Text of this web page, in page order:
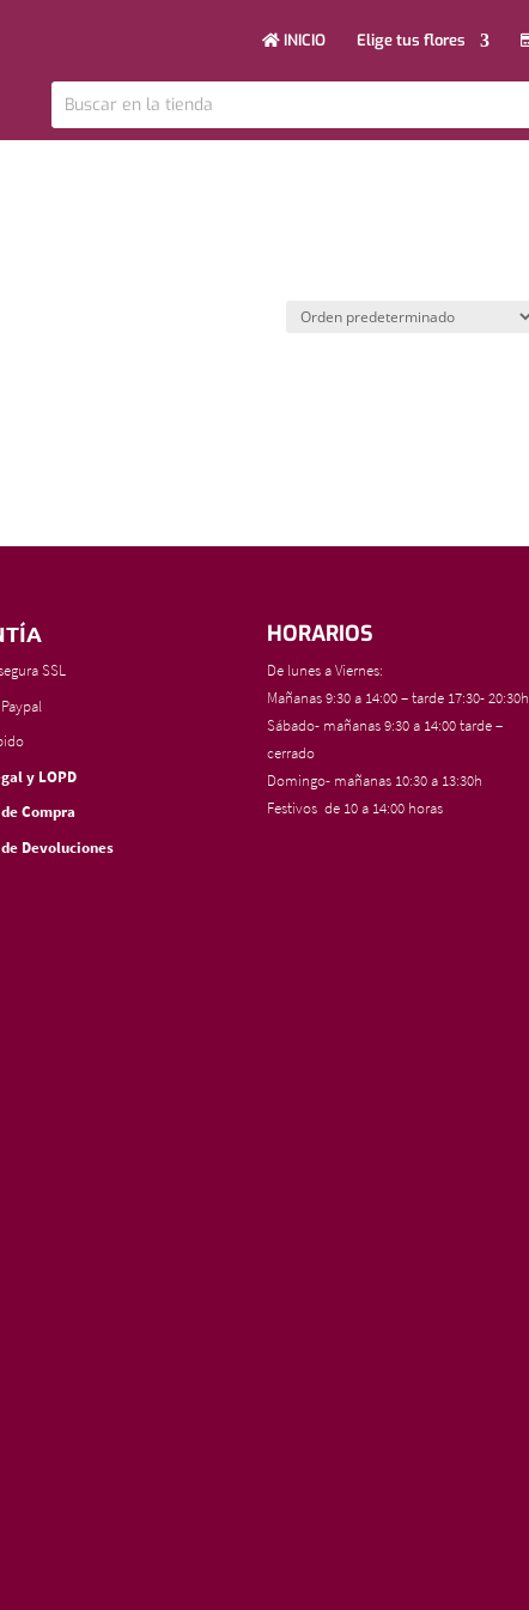
INICIO Elige tus flores
SSL
y LOPD
Compra
Devoluciones
HORARIOS
De lunes a Viernes:
Mañanas 9:30 a 14:00 – tarde 17:30- 20:30h
Sábado- mañanas 9:30 a 14:00 tarde –
cerrado
Domingo- mañanas 10:30 a 13:30h
Festivos de 10 a 14:00 horas